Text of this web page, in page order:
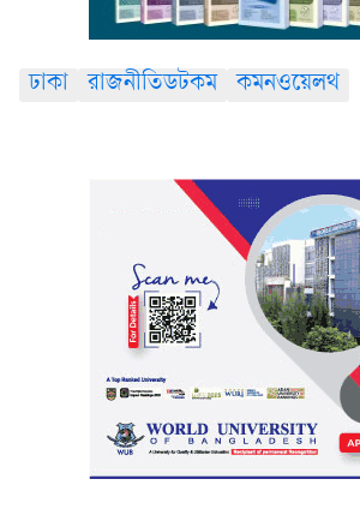
ঢাকা রাজনীতিডটকম কমনওয়েলথ